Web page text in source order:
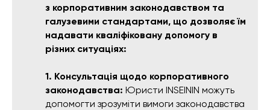
з корпоративним законодавством та
галузевими стандартами, що дозволяє їм
надавати кваліфіковану допомогу в
різних ситуаціях:
1. Консультація щодо корпоративного
законодавства: Юристи INSEININ можуть
допомогти зрозуміти вимоги законодавства